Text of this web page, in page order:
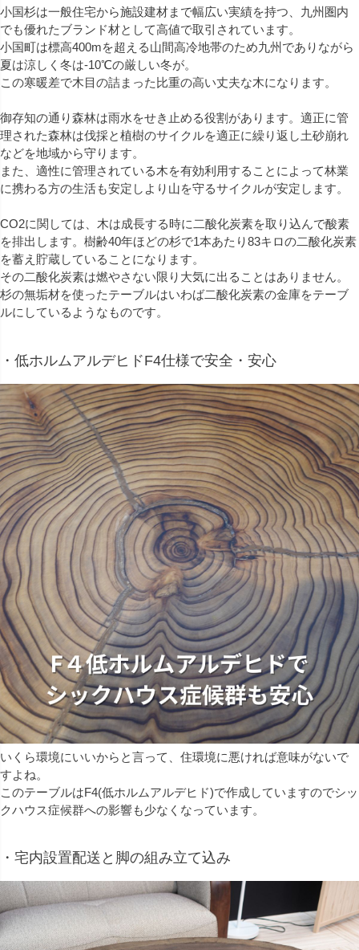
小国杉は一般住宅から施設建材まで幅広い実績を持つ、九州圏内
でも優れたブランド材として高値で取引されています。
小国町は標高400mを超える山間高冷地帯のため九州でありながら
夏は涼しく冬は-10℃の厳しい冬が。
この寒暖差で木目の詰まった比重の高い丈夫な木になります。
御存知の通り森林は雨水をせき止める役割があります。適正に管
理された森林は伐採と植樹のサイクルを適正に繰り返し土砂崩れ
などを地域から守ります。
また、適性に管理されている木を有効利用することによって林業
に携わる方の生活も安定しより山を守るサイクルが安定します。
CO2に関しては、木は成長する時に二酸化炭素を取り込んで酸素
を排出します。樹齢40年ほどの杉で1本あたり83キロの二酸化炭素
を蓄え貯蔵していることになります。
その二酸化炭素は燃やさない限り大気に出ることはありません。
杉の無垢材を使ったテーブルはいわば二酸化炭素の金庫をテーブ
ルにしているようなものです。
・低ホルムアルデヒドF4仕様で安全・安心
いくら環境にいいからと言って、住環境に悪ければ意味がないで
すよね。
このテーブルはF4(低ホルムアルデヒド)で作成していますのでシッ
クハウス症候群への影響も少なくなっています。
・宅内設置配送と脚の組み立て込み